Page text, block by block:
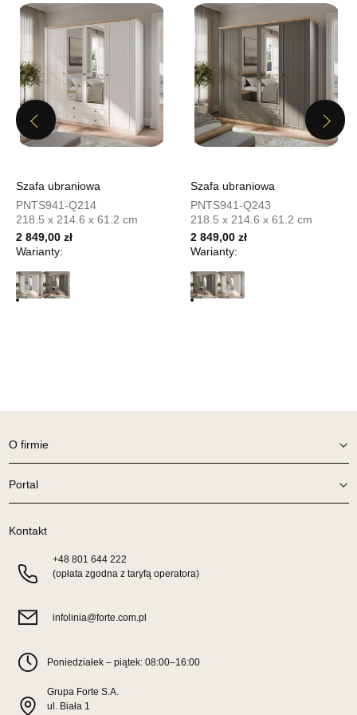
999,00 zł 799,20 zł
Najniższa cena sprzedawcy z ostatnich 30 dni
Wybierz
SALON MEBLOWY MEBLOSTYL
Salon meblowy
66-600 KROSNO ODRZAŃSKIE
Nr tel.508100164
Adres e-mail:meblostyl01@op.pl
Godziny otwarcia
Pn-Pt: 09:00-17:00, Sb: 09:00-14:00
999,00 zł
Salon meblowy
Adres e-mail:
Godziny otwarcia
Najniższa cena sprzedawcy z ostatnich 30 dni
SALON MEBLOWY TED
Salon meblowy
UL.DWORCOWA 4
Previous
Szafa ubraniowa
PNTS941-Q214
218.5 x 214.6 x 61.2 cm
2 849,00 zł
Warianty:
Szafa ubraniowa
PNTS941-Q243
218.5 x 214.6 x 61.2 cm
2 849,00 zł
Warianty:
Next
O firmie
Portal
Kontakt
+48 801 644 222
(opłata zgodna z taryfą operatora)
infolinia@forte.com.pl
Poniedziałek – piątek: 08:00–16:00
Grupa Forte S.A.
ul. Biała 1